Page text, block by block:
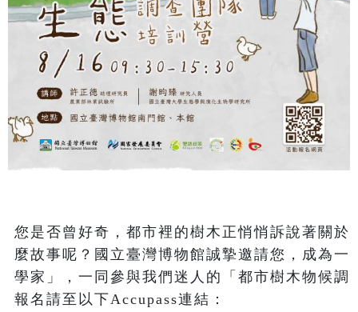
您是否曾好奇，都市裡的樹木正悄悄訴說著關於
麼故事呢？國立臺灣博物館誠摯邀請您，成為一
學家」，一同參與我們迷人的「都市樹木物候調
報名請至以下Accupass連結：